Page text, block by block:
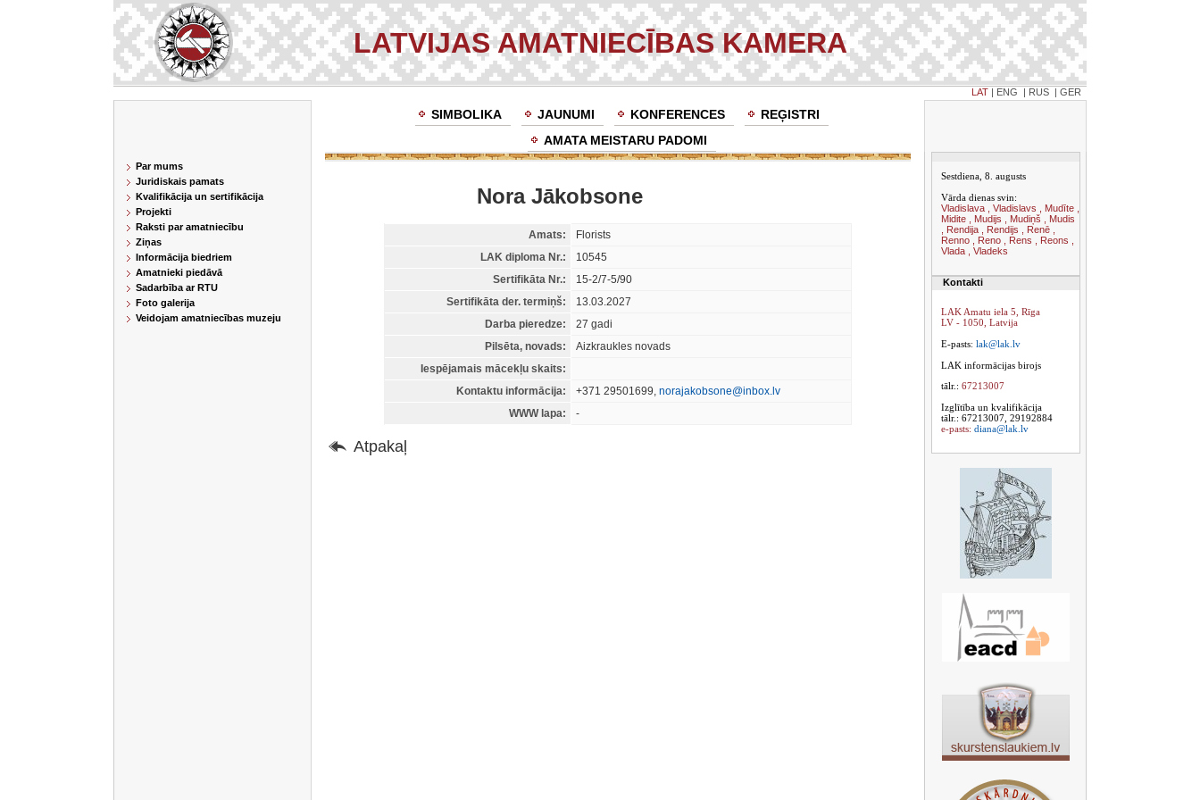
LATVIJAS AMATNIECĪBAS KAMERA
LAT | ENG | RUS | GER
SIMBOLIKA JAUNUMI KONFERENCES
REĢISTRI
AMATA MEISTARU PADOMI
Par mums
Juridiskais pamats
Kvalifikācija un sertifikācija
Projekti
Raksti par amatniecību
Ziņas
Informācija biedriem
Amatnieki piedāvā
Sadarbība ar RTU
Foto galerija
Veidojam amatniecības muzeju
Nora Jākobsone
Amats:
Florists
LAK diploma Nr.:
10545
Sertifikāta Nr.:
15-2/7-5/90
Sertifikāta der. termiņš:
13.03.2027
Darba pieredze:
27 gadi
Pilsēta, novads:
Aizkraukles novads
Iespējamais mācekļu skaits:
Kontaktu informācija:
+371 29501699, norajakobsone@inbox.lv
WWW lapa:
-
Atpakaļ
Sestdiena, 8. augusts
Vārda dienas svin:
Vladislava , Vladislavs , Mudīte ,
Midite , Mudijs , Mudiņš , Mudis
, Rendija , Rendijs , Renē ,
Renno , Reno , Rens , Reons ,
Vlada , Vladeks
Kontakti
LAK Amatu iela 5, Rīga
LV - 1050, Latvija
E-pasts: lak@lak.lv
LAK informācijas birojs
tālr.: 67213007
Izglītība un kvalifikācija
tālr.: 67213007, 29192884
e-pasts: diana@lak.lv